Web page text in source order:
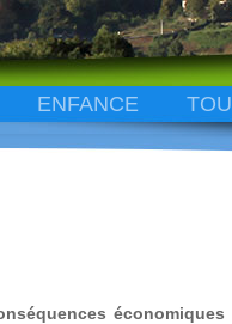
ENFANCE
économiques